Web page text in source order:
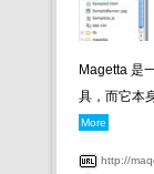
Magetta 是
具，而它本
More
http://